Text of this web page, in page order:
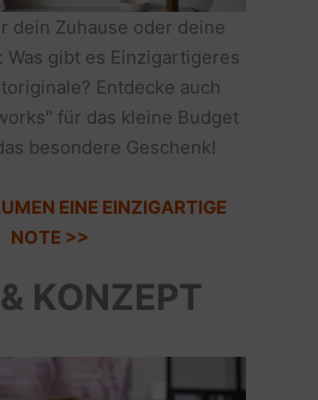
dein Zuhause oder deine
Was gibt es Einzigartigeres
Entdecke auch
für das kleine Budget
besondere Geschenk!
EINE EINZIGARTIGE
NOTE >>
KONZEPT